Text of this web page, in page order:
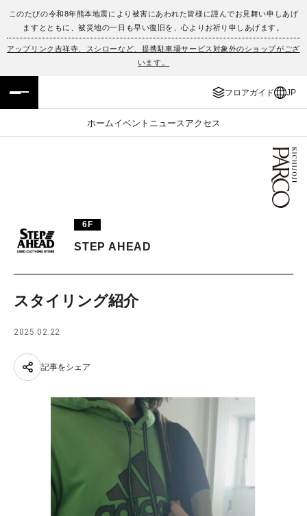
このたびの令和8年熊本地震により被害にあわれた皆様に謹んでお見舞い申しあげ
ますとともに、被災地の一日も早い復旧を、心よりお祈り申しあげます。
アップリンク吉祥寺、スシローなど、提携駐車場サービス対象外のショップがござ
います。
フロアガイド JP
ホームイベント ニュース アクセス
フロアガイド
イベント・ポップアップ
ニュース
PARCOメンバーズ
ENGLISH
簡体字
한국어
6F
STEP AHEAD
スタイリング紹介
2025.02.22
記事をシェア